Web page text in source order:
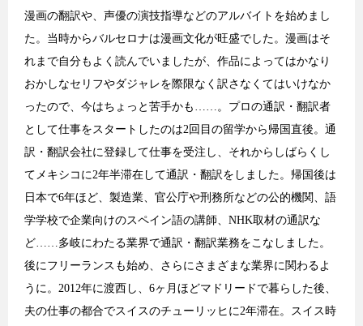
漫画の翻訳や、声優の演技指導などのアルバイトを始めまし
た。当時からバルセロナは漫画文化が旺盛でした。漫画はそ
れまで自分もよく読んでいましたが、作品によってはかなり
おかしなセリフやダジャレを際限なく訳さなくてはいけなか
ったので、今はちょっと苦手かも……。プロの通訳・翻訳者
として仕事をスタートしたのは2回目の留学から帰国直後。通
訳・翻訳会社に登録して仕事を受注し、それからしばらくし
てメキシコに2年半滞在して通訳・翻訳をしました。帰国後は
日本で6年ほど、製造業、官公庁や刑務所などの公的機関、語
学学校で企業向けのスペイン語の講師、NHK取材の通訳な
ど……多岐にわたる業界で通訳・翻訳業務をこなしました。
後にフリーランスも始め、さらにさまざまな業界に関わるよ
うに。2012年に渡西し、6ヶ月ほどマドリードで暮らした後、
夫の仕事の都合でスイスのチューリッヒに2年滞在。スイス時